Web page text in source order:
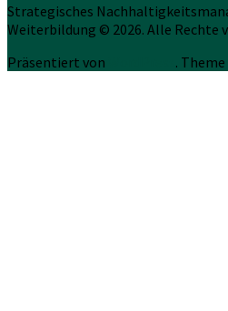
Strategisches
Weiterbildung © 2026. Alle Rechte
Präsentiert von
.